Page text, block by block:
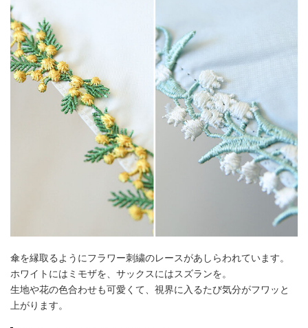
傘を縁取るようにフラワー刺繍のレースがあしらわれています。
ホワイトにはミモザを、サックスにはスズランを。
生地や花の色合わせも可愛くて、視界に入るたび気分がフワッと
上がります。